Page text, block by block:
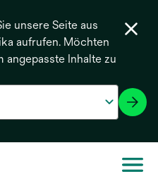
unsere Seite aus
aufrufen. Möchten
angepasste Inhalte zu